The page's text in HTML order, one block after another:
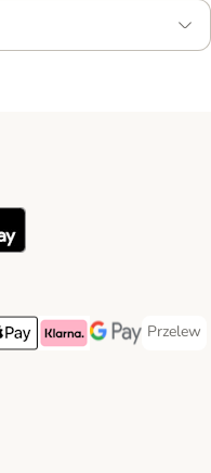
Method
Pay Payment Method
Klarna Payment Method
Google Pay
Przelew
Przelew